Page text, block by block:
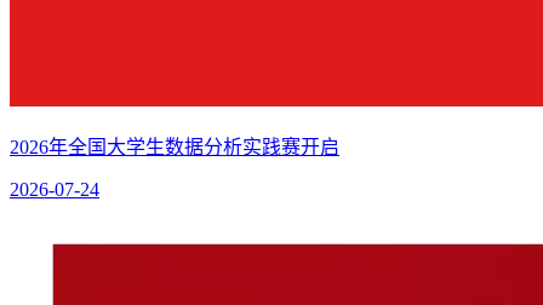
2026年全国大学生数据分析实践赛开启
2026-07-24